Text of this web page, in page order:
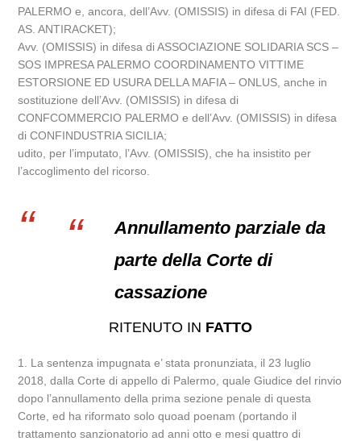
PALERMO e, ancora, dell’Avv. (OMISSIS) in difesa di FAI (FED.
AS. ANTIRACKET);
Avv. (OMISSIS) in difesa di ASSOCIAZIONE SOLIDARIA SCS –
SOS IMPRESA PALERMO COORDINAMENTO VITTIME
ESTORSIONE ED USURA DELLA MAFIA – ONLUS, anche in
sostituzione dell’Avv. (OMISSIS) in difesa di
CONFCOMMERCIO PALERMO e dell’Avv. (OMISSIS) in difesa
di CONFINDUSTRIA SICILIA;
udito, per l’imputato, l’Avv. (OMISSIS), che ha insistito per
l’accoglimento del ricorso.
Annullamento parziale da
parte della Corte di
cassazione
RITENUTO IN FATTO
1. La sentenza impugnata e’ stata pronunziata, il 23 luglio
2018, dalla Corte di appello di Palermo, quale Giudice del rinvio
dopo l’annullamento della prima sezione penale di questa
Corte, ed ha riformato solo quoad poenam (portando il
trattamento sanzionatorio ad anni otto e mesi quattro di